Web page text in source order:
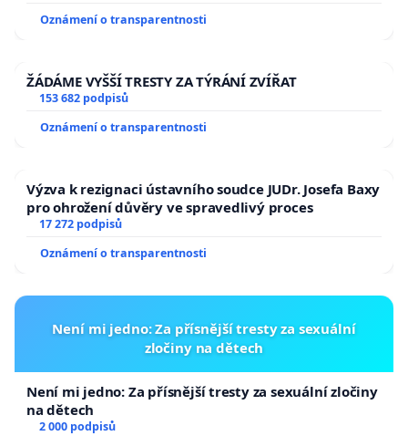
Oznámení o transparentnosti
ŽÁDÁME VYŠŠÍ TRESTY ZA TÝRÁNÍ ZVÍŘAT
153 682 podpisů
Oznámení o transparentnosti
Výzva k rezignaci ústavního soudce JUDr. Josefa Baxy
pro ohrožení důvěry ve spravedlivý proces
17 272 podpisů
Oznámení o transparentnosti
Není mi jedno: Za přísnější tresty za sexuální
zločiny na dětech
Není mi jedno: Za přísnější tresty za sexuální zločiny
na dětech
2 000 podpisů